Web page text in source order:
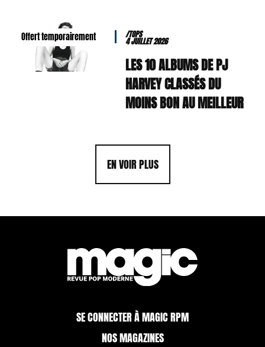
Offert temporairement /TOPS
4 JUILLET 2026
LES 10 ALBUMS DE PJ
HARVEY CLASSÉS DU
MOINS BON AU MEILLEUR
EN VOIR PLUS
SE CONNECTER À MAGIC RPM
NOS MAGAZINES